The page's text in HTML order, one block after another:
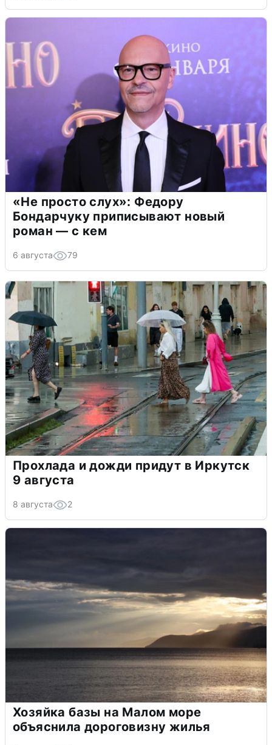
«Не просто слух»: Федору
Бондарчуку приписывают новый
роман — с кем
6 августа 79
Прохлада и дожди придут в Иркутск
9 августа
8 августа 2
Хозяйка базы на Малом море
объяснила дороговизну жилья